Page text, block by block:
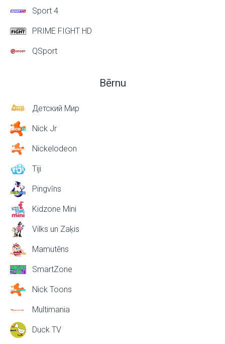
Sport 4
PRIME FIGHT HD
QSport
Bērnu
Детский Мир
Nick Jr
Nickelodeon
Tiji
Pingvīns
Kidzone Mini
Vilks un Zaķis
Mamutēns
SmartZone
Nick Toons
Multimania
Duck TV